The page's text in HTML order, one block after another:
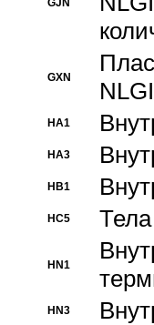
GJN
GXN
HA1
HA3
HB1
HC5
HN1
HN3